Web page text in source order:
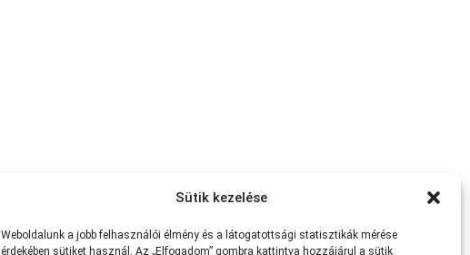
Sütik kezelése
Weboldalunk a jobb felhasználói élmény és a látogatottsági statisztikák mérése
érdekében sütiket használ. Az „Elfogadom” gombra kattintva hozzájárul a sütik